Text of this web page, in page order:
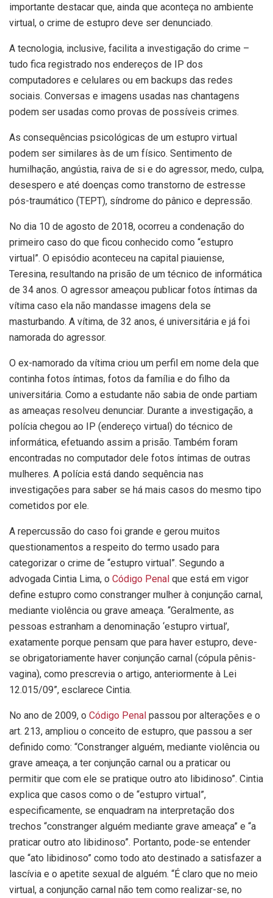
importante destacar que, ainda que aconteça no ambiente
virtual, o crime de estupro deve ser denunciado.
A tecnologia, inclusive, facilita a investigação do crime –
tudo fica registrado nos endereços de IP dos
computadores e celulares ou em backups das redes
sociais. Conversas e imagens usadas nas chantagens
podem ser usadas como provas de possíveis crimes.
As consequências psicológicas de um estupro virtual
podem ser similares às de um físico. Sentimento de
humilhação, angústia, raiva de si e do agressor, medo, culpa,
desespero e até doenças como transtorno de estresse
pós-traumático (TEPT), síndrome do pânico e depressão.
No dia 10 de agosto de 2018, ocorreu a condenação do
primeiro caso do que ficou conhecido como “estupro
virtual”. O episódio aconteceu na capital piauiense,
Teresina, resultando na prisão de um técnico de informática
de 34 anos. O agressor ameaçou publicar fotos íntimas da
vítima caso ela não mandasse imagens dela se
masturbando. A vítima, de 32 anos, é universitária e já foi
namorada do agressor.
O ex-namorado da vítima criou um perfil em nome dela que
continha fotos íntimas, fotos da família e do filho da
universitária. Como a estudante não sabia de onde partiam
as ameaças resolveu denunciar. Durante a investigação, a
polícia chegou ao IP (endereço virtual) do técnico de
informática, efetuando assim a prisão. Também foram
encontradas no computador dele fotos íntimas de outras
mulheres. A polícia está dando sequência nas
investigações para saber se há mais casos do mesmo tipo
cometidos por ele.
A repercussão do caso foi grande e gerou muitos
questionamentos a respeito do termo usado para
categorizar o crime de “estupro virtual”. Segundo a
advogada Cintia Lima, o Código Penal que está em vigor
define estupro como constranger mulher à conjunção carnal,
mediante violência ou grave ameaça. “Geralmente, as
pessoas estranham a denominação ‘estupro virtual’,
exatamente porque pensam que para haver estupro, deve-
se obrigatoriamente haver conjunção carnal (cópula pênis-
vagina), como prescrevia o artigo, anteriormente à Lei
12.015/09”, esclarece Cintia.
No ano de 2009, o Código Penal passou por alterações e o
art. 213, ampliou o conceito de estupro, que passou a ser
definido como: “Constranger alguém, mediante violência ou
grave ameaça, a ter conjunção carnal ou a praticar ou
permitir que com ele se pratique outro ato libidinoso”. Cintia
explica que casos como o de “estupro virtual”,
especificamente, se enquadram na interpretação dos
trechos “constranger alguém mediante grave ameaça” e “a
praticar outro ato libidinoso”. Portanto, pode-se entender
que “ato libidinoso” como todo ato destinado a satisfazer a
lascívia e o apetite sexual de alguém. “É claro que no meio
virtual, a conjunção carnal não tem como realizar-se, no